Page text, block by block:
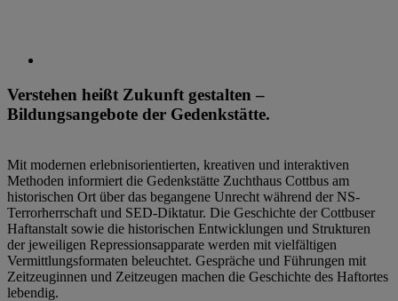
Verstehen heißt Zukunft gestalten –
Bildungsangebote der Gedenkstätte.
Mit modernen erlebnisorientierten, kreativen und interaktiven
Methoden informiert die Gedenkstätte Zuchthaus Cottbus am
historischen Ort über das begangene Unrecht während der NS-
Terrorherrschaft und SED-Diktatur. Die Geschichte der Cottbuser
Haftanstalt sowie die historischen Entwicklungen und Strukturen
der jeweiligen Repressionsapparate werden mit vielfältigen
Vermittlungsformaten beleuchtet. Gespräche und Führungen mit
Zeitzeuginnen und Zeitzeugen machen die Geschichte des Haftortes
lebendig.